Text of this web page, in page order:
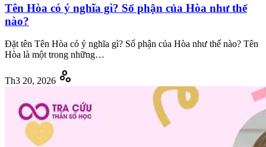
Tên Hòa có ý nghĩa gì? Số phận của Hòa như thế
nào?
Đặt tên Tên Hòa có ý nghĩa gì? Số phận của Hòa như thế nào? Tên
Hòa là một trong những…
Th3 20, 2026 scatter_plot